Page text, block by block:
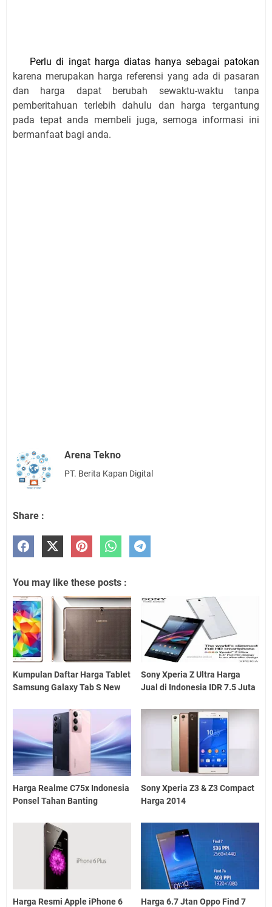
Perlu di ingat harga diatas hanya sebagai patokan
karena merupakan harga referensi yang ada di pasaran
dan harga dapat berubah sewaktu-waktu tanpa
pemberitahuan terlebih dahulu dan harga tergantung
pada tepat anda membeli juga, semoga informasi ini
bermanfaat bagi anda.
Arena Tekno
PT. Berita Kapan Digital
Share :
You may like these posts :
Kumpulan Daftar Harga Tablet
Samsung Galaxy Tab S New
Sony Xperia Z Ultra Harga
Jual di Indonesia IDR 7.5 Juta
Harga Realme C75x Indonesia
Ponsel Tahan Banting
Sony Xperia Z3 & Z3 Compact
Harga 2014
Harga Resmi Apple iPhone 6 Harga 6.7 Jtan Oppo Find 7